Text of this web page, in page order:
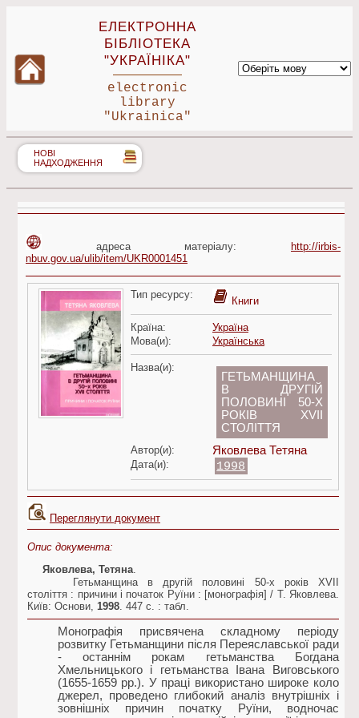
ЕЛЕКТРОННА
БІБЛІОТЕКА
"УКРАЇНІКА"
electronic
library
"Ukrainica"
НОВІ
НАДХОДЖЕННЯ
адреса матеріалу:
http://irbis-
nbuv.gov.ua/ulib/item/UKR0001451
Тип ресурсу:
Книги
Країна:
Україна
Мова(и):
Українська
Назва(и):
ГЕТЬМАНЩИНА
В ДРУГІЙ
ПОЛОВИНІ 50-Х
РОКІВ XVII
СТОЛІТТЯ
Автор(и): Яковлева Тетяна
Дата(и): 1998
Переглянути документ
Опис документа:
Яковлева, Тетяна.
Гетьманщина в другій половині 50-х років XVII
століття : причини і початок Руїни : [монографія] / Т. Яковлева.
Київ: Основи, 1998. 447 с. : табл.
Монографія присвячена складному періоду
розвитку Гетьманщини після Переяславської ради
- останнім рокам гетьманства Богдана
Хмельницького і гетьманства Івана Виговського
(1655-1659 рр.). У праці використано широке коло
джерел, проведено глибокий аналіз внутрішніх і
зовнішніх причин початку Руїни, водночас